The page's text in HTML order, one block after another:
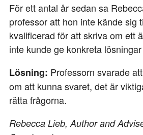
För ett antal år sedan sa
professor att hon inte kände sig
kvalificerad för att skriva om ett
inte kunde ge konkreta
Lösning: Professorn svarade
om att kunna svaret, det är
rätta frågorna.
Rebecca Lieb, Author and